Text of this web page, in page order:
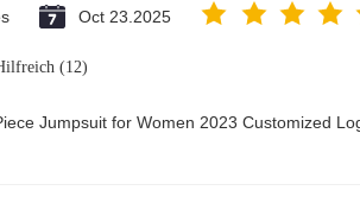
Oct 23.2025
(12)
Jumpsuit for Women 2023 Customized